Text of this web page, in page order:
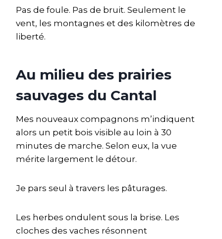
Pas de foule. Pas de bruit. Seulement le
vent, les montagnes et des kilomètres de
liberté.
Au milieu des prairies
sauvages du Cantal
Mes nouveaux compagnons m’indiquent
alors un petit bois visible au loin à 30
minutes de marche. Selon eux, la vue
mérite largement le détour.
Je pars seul à travers les pâturages.
Les herbes ondulent sous la brise. Les
cloches des vaches résonnent